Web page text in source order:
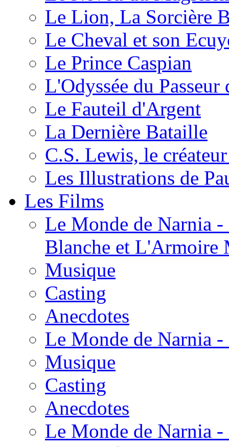
Le Lion, La Sorcière
Le Cheval et son
Le Prince Caspian
L'Odyssée du
Le Fauteil d'Argent
La Dernière Bataille
C.S. Lewis, le
Les Illustrations de
Les Films
Le Monde de Narnia
Blanche et L'Armoire
Musique
Casting
Anecdotes
Le Monde de Narnia
Musique
Casting
Anecdotes
Le Monde de Narnia